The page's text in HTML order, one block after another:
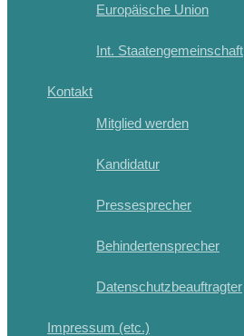
Europäische Union
Int. Staatengemeinschaft
Kontakt
Mitglied werden
Kandidatur
Pressesprecher
Behindertensprecher
Datenschutzbeauftragter
Impressum (etc.)